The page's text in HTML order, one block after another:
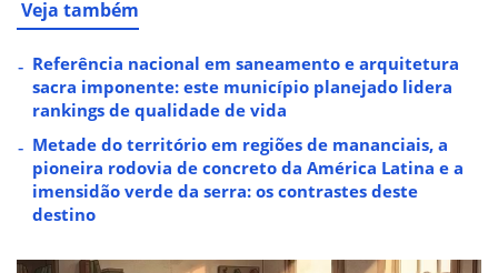
Veja também
Referência nacional em saneamento e arquitetura
sacra imponente: este município planejado lidera
rankings de qualidade de vida
Metade do território em regiões de mananciais, a
pioneira rodovia de concreto da América Latina e a
imensidão verde da serra: os contrastes deste
destino